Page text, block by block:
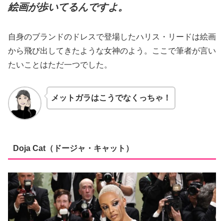
絵画が歩いてるんですよ。
自身のブランドのドレスで登場したハリス・リードは絵画
から飛び出してきたような女神のよう。ここで筆者が言い
たいことはただ一つでした。
メットガラはこうでなくっちゃ！
Doja Cat（ドージャ・キャット）